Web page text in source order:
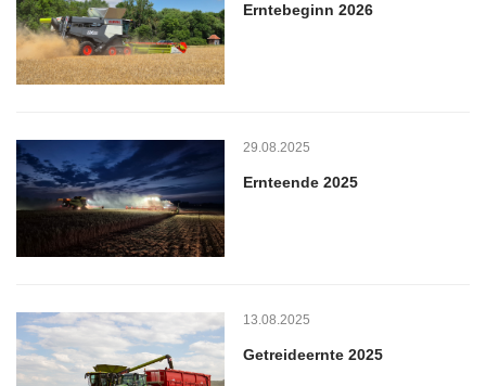
Erntebeginn 2026
29.08.2025
Ernteende 2025
13.08.2025
Getreideernte 2025